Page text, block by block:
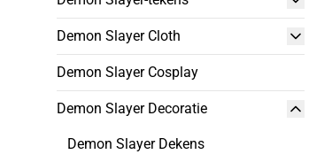
Demon Slayer Cloth
Demon Slayer Cosplay
Demon Slayer Decoratie
Demon Slayer Dekens